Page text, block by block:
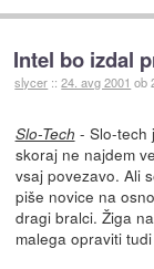
Intel bo izdal
slycer ::24. avg 2001 ob
Slo-Tech - Slo-tech
skoraj ne najdem
vsaj povezavo. Ali
piše novice na
dragi bralci. Žiga
malega opraviti